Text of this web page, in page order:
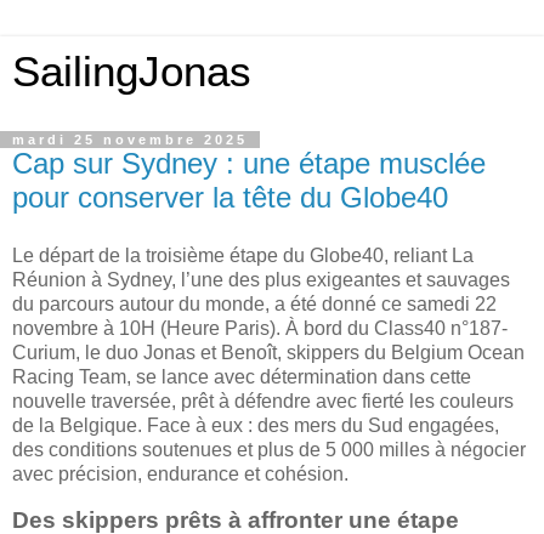
SailingJonas
mardi 25 novembre 2025
Cap sur Sydney : une étape musclée
pour conserver la tête du Globe40
Le départ de la troisième étape du Globe40, reliant La
Réunion à Sydney, l’une des plus exigeantes et sauvages
du parcours autour du monde, a été donné ce samedi 22
novembre à 10H (Heure Paris). À bord du Class40 n°187-
Curium, le duo Jonas et Benoît, skippers du Belgium Ocean
Racing Team, se lance avec détermination dans cette
nouvelle traversée, prêt à défendre avec fierté les couleurs
de la Belgique. Face à eux : des mers du Sud engagées,
des conditions soutenues et plus de 5 000 milles à négocier
avec précision, endurance et cohésion.
Des skippers prêts à affronter une étape